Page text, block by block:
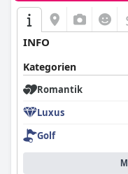
INFO
Kategorien
Romantik
Luxus
Golf